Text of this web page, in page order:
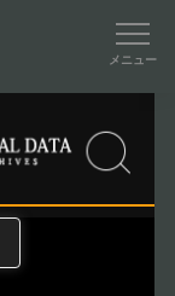
メニュー
考古資料検索